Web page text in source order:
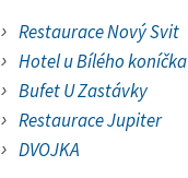
Restaurace Nový Svit
Hotel u Bílého koníčka
Bufet U Zastávky
Restaurace Jupiter
DVOJKA